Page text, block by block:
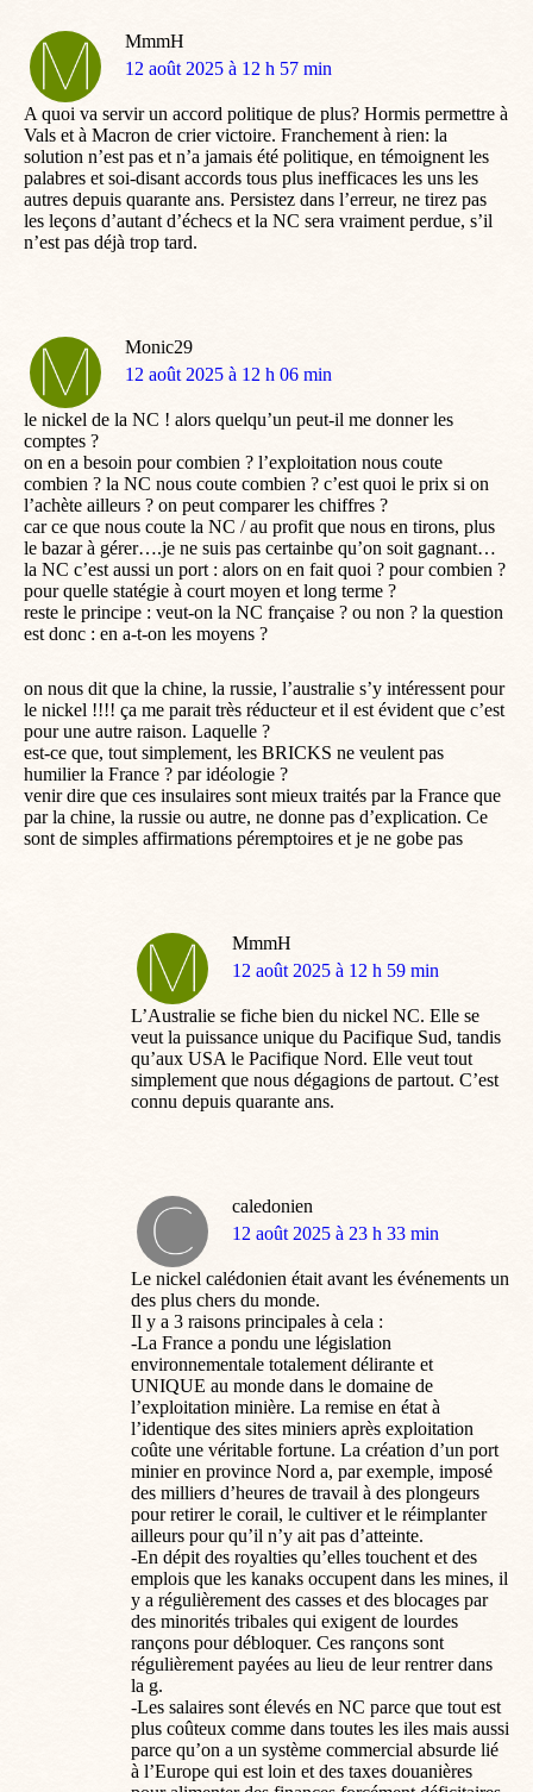
MmmH
dit
12 août 2025 à 12 h 57 min
A quoi va servir un accord politique de plus? Hormis permettre à
Vals et à Macron de crier victoire. Franchement à rien: la
solution n’est pas et n’a jamais été politique, en témoignent les
palabres et soi-disant accords tous plus inefficaces les uns les
autres depuis quarante ans. Persistez dans l’erreur, ne tirez pas
les leçons d’autant d’échecs et la NC sera vraiment perdue, s’il
n’est pas déjà trop tard.
Monic29
dit
12 août 2025 à 12 h 06 min
le nickel de la NC ! alors quelqu’un peut-il me donner les
comptes ?
on en a besoin pour combien ? l’exploitation nous coute
combien ? la NC nous coute combien ? c’est quoi le prix si on
l’achète ailleurs ? on peut comparer les chiffres ?
car ce que nous coute la NC / au profit que nous en tirons, plus
le bazar à gérer….je ne suis pas certainbe qu’on soit gagnant…
la NC c’est aussi un port : alors on en fait quoi ? pour combien ?
pour quelle statégie à court moyen et long terme ?
reste le principe : veut-on la NC française ? ou non ? la question
est donc : en a-t-on les moyens ?
on nous dit que la chine, la russie, l’australie s’y intéressent pour
le nickel !!!! ça me parait très réducteur et il est évident que c’est
pour une autre raison. Laquelle ?
est-ce que, tout simplement, les BRICKS ne veulent pas
humilier la France ? par idéologie ?
venir dire que ces insulaires sont mieux traités par la France que
par la chine, la russie ou autre, ne donne pas d’explication. Ce
sont de simples affirmations péremptoires et je ne gobe pas
MmmH
dit
12 août 2025 à 12 h 59 min
L’Australie se fiche bien du nickel NC. Elle se
veut la puissance unique du Pacifique Sud, tandis
qu’aux USA le Pacifique Nord. Elle veut tout
simplement que nous dégagions de partout. C’est
connu depuis quarante ans.
caledonien
dit
12 août 2025 à 23 h 33 min
Le nickel calédonien était avant les événements un
des plus chers du monde.
Il y a 3 raisons principales à cela :
-La France a pondu une législation
environnementale totalement délirante et
UNIQUE au monde dans le domaine de
l’exploitation minière. La remise en état à
l’identique des sites miniers après exploitation
coûte une véritable fortune. La création d’un port
minier en province Nord a, par exemple, imposé
des milliers d’heures de travail à des plongeurs
pour retirer le corail, le cultiver et le réimplanter
ailleurs pour qu’il n’y ait pas d’atteinte.
-En dépit des royalties qu’elles touchent et des
emplois que les kanaks occupent dans les mines, il
y a régulièrement des casses et des blocages par
des minorités tribales qui exigent de lourdes
rançons pour débloquer. Ces rançons sont
régulièrement payées au lieu de leur rentrer dans
la g.
-Les salaires sont élevés en NC parce que tout est
plus coûteux comme dans toutes les iles mais aussi
parce qu’on a un système commercial absurde lié
à l’Europe qui est loin et des taxes douanières